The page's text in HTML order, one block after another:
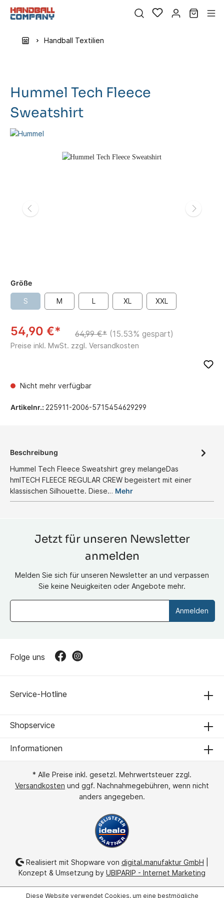
Handball Textilien
Hummel Tech Fleece
Sweatshirt
54,90 €* 64,99 €* (15.53% gespart)
Preise inkl. MwSt. zzgl. Versandkosten
Nicht mehr verfügbar
Größe
S M L XL XXL
Artikelnr.: 225911-2006-5715454629299
Beschreibung
Hummel Tech Fleece Sweatshirt grey melangeDas
hmlTECH FLEECE REGULAR CREW begeistert mit einer
klassischen Silhouette. Diese… Mehr
Jetzt für unseren Newsletter
anmelden
Melden Sie sich für unseren Newsletter an und verpassen
Sie keine Neuigkeiten oder Angebote mehr.
Anmelden
Service-Hotline
Folge uns
Shopservice
Informationen
* Alle Preise inkl. gesetzl. Mehrwertsteuer zzgl.
Versandkosten und ggf. Nachnahmegebühren, wenn nicht
anders angegeben.
Realisiert mit Shopware von digital.manufaktur GmbH
Konzept & Umsetzung by UBIPARIP - Internet Marketing
Diese Website verwendet Cookies, um eine bestmögliche